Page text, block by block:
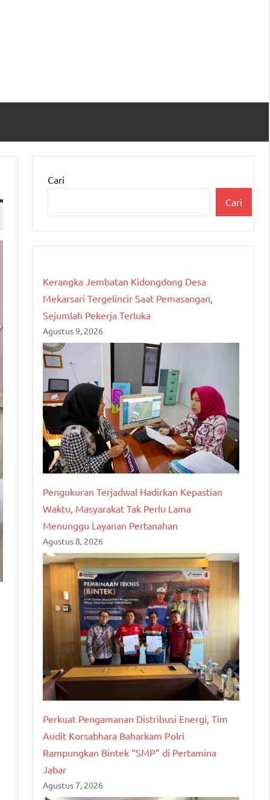
Cari
Cari
Kerangka Jembatan Kidongdong Desa
Mekarsari Tergelincir Saat Pemasangan,
Sejumlah Pekerja Terluka
Agustus 9, 2026
Pengukuran Terjadwal Hadirkan Kepastian
Waktu, Masyarakat Tak Perlu Lama
Menunggu Layanan Pertanahan
Agustus 8, 2026
Perkuat Pengamanan Distribusi Energi, Tim
Audit Korsabhara Baharkam Polri
Rampungkan Bintek “SMP” di Pertamina
Jabar
Agustus 7, 2026